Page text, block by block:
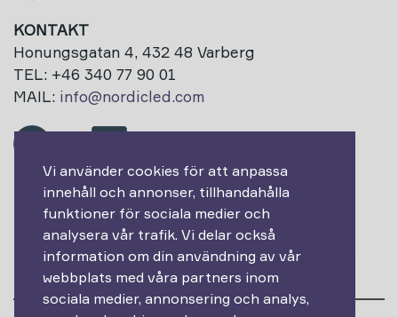
Vi använder cookies för att anpassa
innehåll och annonser, tillhandahålla
funktioner för sociala medier och
analysera vår trafik. Vi delar också
information om din användning av vår
webbplats med våra partners inom
sociala medier, annonsering och analys,
KONTAKT
Honungsgatan 4, 432 48 Varberg
TEL: +46 340 77 90 01
MAIL: info@nordicled.com
Prenumerera på vårt nyhetsbrev!
Epost